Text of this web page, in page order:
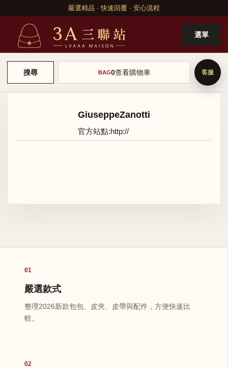
嚴選精品 · 快速回覆 · 安心流程
選單
搜尋 BAG0查看購物車
GiuseppeZanotti
官方站點:http://
01
嚴選款式
整理2026新款包包、皮夾、皮帶與配件，方便快速比
較。
02